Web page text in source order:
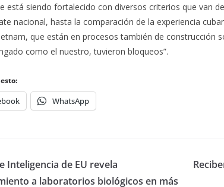
está siendo fortalecido con diversos criterios que van
nacional, hasta la comparación de la experiencia
que están en procesos también de construcción
como el nuestro, tuvieron bloqueos”.
WhatsApp
Inteligencia de EU revela
a laboratorios biológicos en más